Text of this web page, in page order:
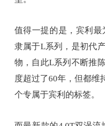
值得一提的是，宾利
隶属于L系列，是初代
物，自此L系列不断推
度超过了60年，但都维
个专属于宾利的标签。